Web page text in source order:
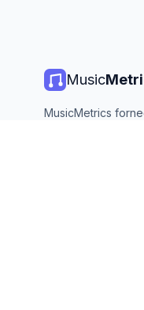
Music
MusicMetrics